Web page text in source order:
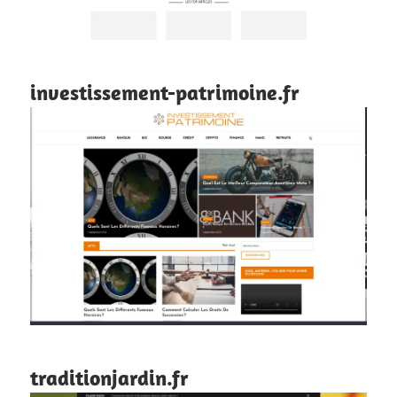
investissement-patrimoine.fr
traditionjardin.fr